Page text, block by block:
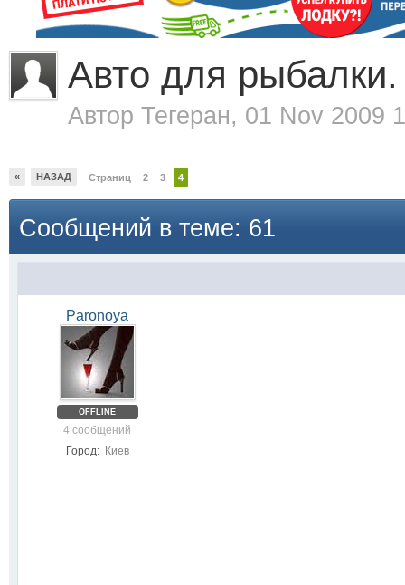
Авто для рыбалки.
Автор Тегеран, 01 Nov 2009
« НАЗАД Страниц 2 3 4
Сообщений в теме: 61
Paronoya
OFFLINE
4 сообщений
Город: Киев